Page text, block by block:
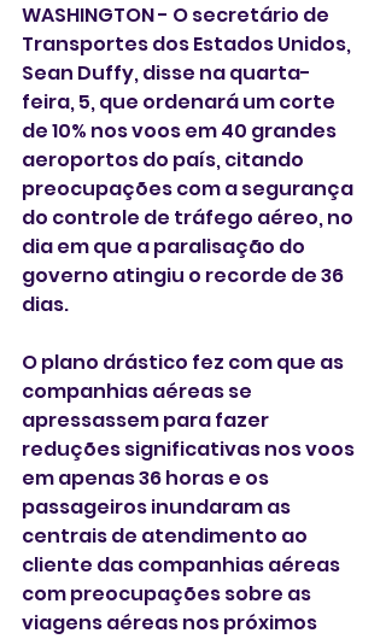
WASHINGTON - O secretário de
Transportes dos Estados Unidos,
Sean Duffy, disse na quarta-
feira, 5, que ordenará um corte
de 10% nos voos em 40 grandes
aeroportos do país, citando
preocupações com a segurança
do controle de tráfego aéreo, no
dia em que a paralisação do
governo atingiu o recorde de 36
dias.
O plano drástico fez com que as
companhias aéreas se
apressassem para fazer
reduções significativas nos voos
em apenas 36 horas e os
passageiros inundaram as
centrais de atendimento ao
cliente das companhias aéreas
com preocupações sobre as
viagens aéreas nos próximos